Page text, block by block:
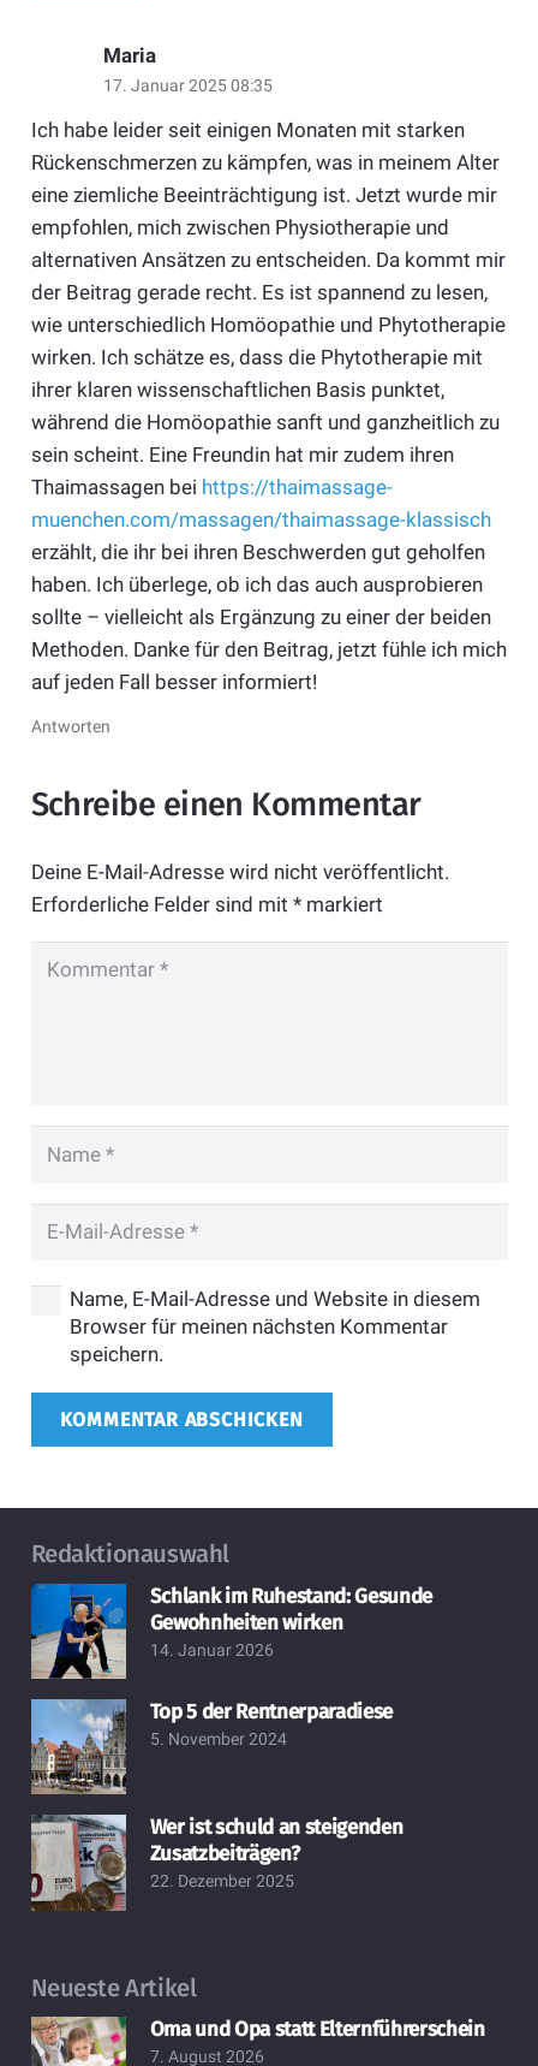
Maria
17. Januar 2025 08:35
Ich habe leider seit einigen Monaten mit starken
Rückenschmerzen zu kämpfen, was in meinem Alter
eine ziemliche Beeinträchtigung ist. Jetzt wurde mir
empfohlen, mich zwischen Physiotherapie und
alternativen Ansätzen zu entscheiden. Da kommt mir
der Beitrag gerade recht. Es ist spannend zu lesen,
wie unterschiedlich Homöopathie und Phytotherapie
wirken. Ich schätze es, dass die Phytotherapie mit
ihrer klaren wissenschaftlichen Basis punktet,
während die Homöopathie sanft und ganzheitlich zu
sein scheint. Eine Freundin hat mir zudem ihren
Thaimassagen bei https://thaimassage-
muenchen.com/massagen/thaimassage-klassisch
erzählt, die ihr bei ihren Beschwerden gut geholfen
haben. Ich überlege, ob ich das auch ausprobieren
sollte – vielleicht als Ergänzung zu einer der beiden
Methoden. Danke für den Beitrag, jetzt fühle ich mich
auf jeden Fall besser informiert!
Antworten
Schreibe einen Kommentar
Deine E-Mail-Adresse wird nicht veröffentlicht.
Erforderliche Felder sind mit *markiert
Name, E-Mail-Adresse und Website in diesem
Browser für meinen nächsten Kommentar
speichern.
KOMMENTAR ABSCHICKEN
Redaktionauswahl
Schlank im Ruhestand: Gesunde
Gewohnheiten wirken
14. Januar 2026
Top 5 der Rentnerparadiese
5. November 2024
Wer ist schuld an steigenden
Zusatzbeiträgen?
22. Dezember 2025
Neueste Artikel
Oma und Opa statt Elternführerschein
7. August 2026